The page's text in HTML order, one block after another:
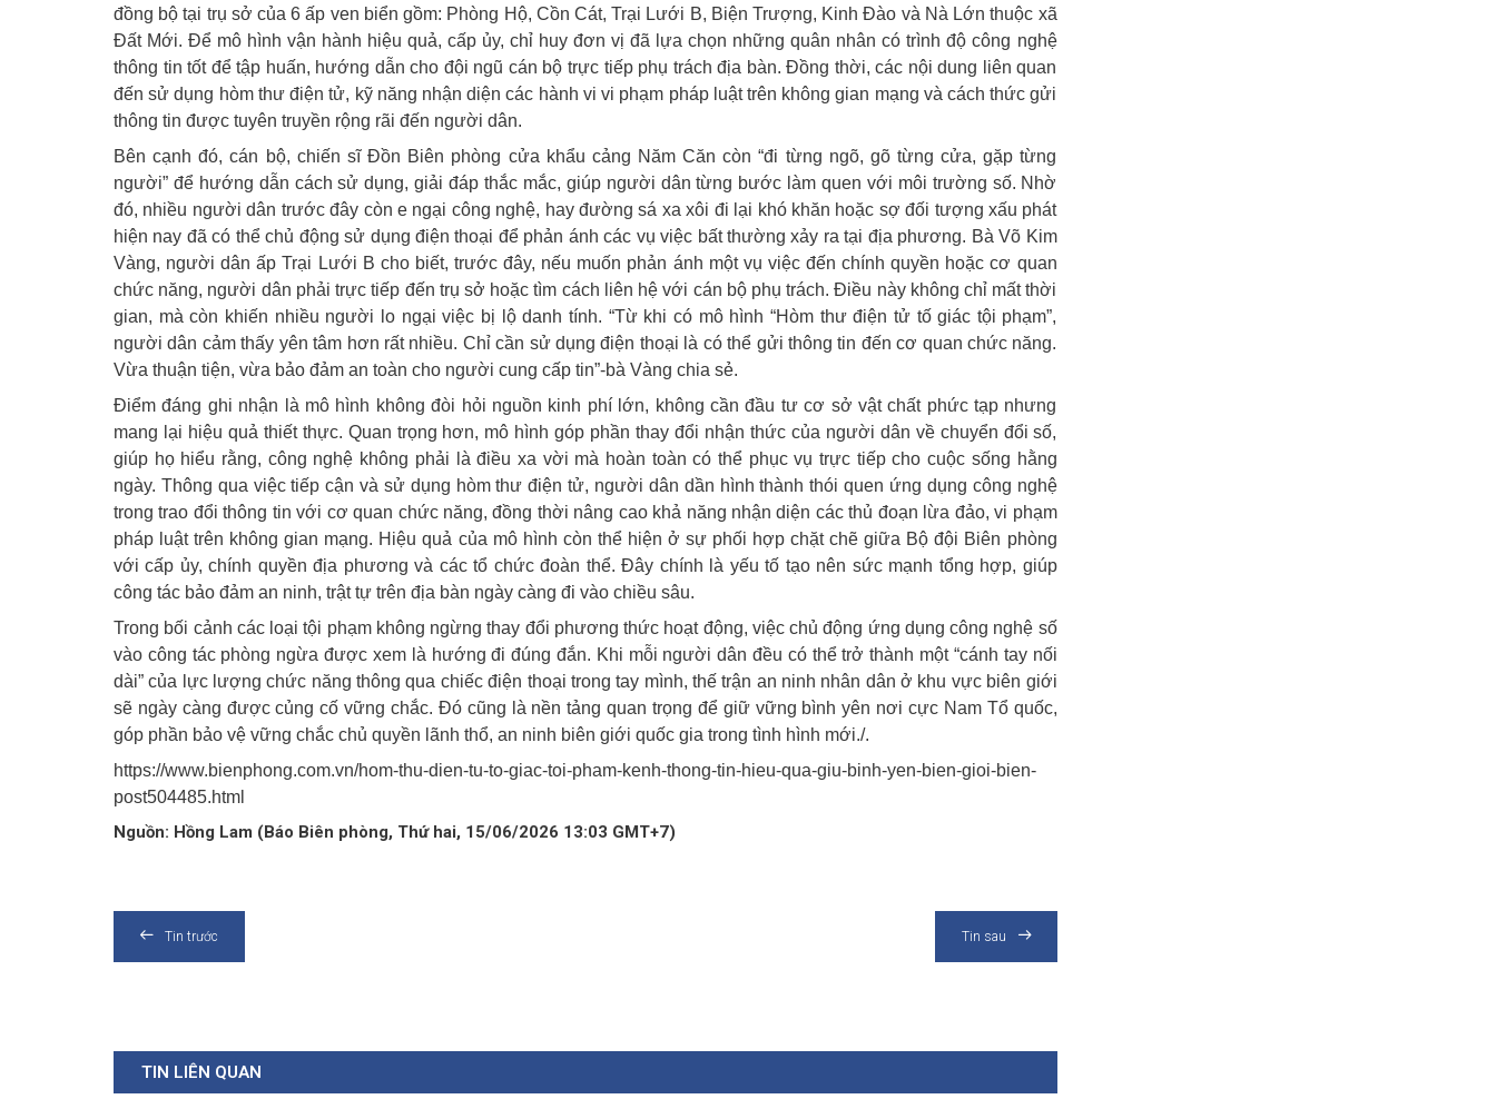
đồng bộ tại trụ sở của 6 ấp ven biển gồm: Phòng Hộ, Cồn Cát, Trại Lưới B, Biện Trượng, Kinh Đào và Nà Lớn thuộc xã
Đất Mới. Để mô hình vận hành hiệu quả, cấp ủy, chỉ huy đơn vị đã lựa chọn những quân nhân có trình độ công nghệ
thông tin tốt để tập huấn, hướng dẫn cho đội ngũ cán bộ trực tiếp phụ trách địa bàn. Đồng thời, các nội dung liên quan
đến sử dụng hòm thư điện tử, kỹ năng nhận diện các hành vi vi phạm pháp luật trên không gian mạng và cách thức gửi
thông tin được tuyên truyền rộng rãi đến người dân.
Bên cạnh đó, cán bộ, chiến sĩ Đồn Biên phòng cửa khẩu cảng Năm Căn còn “đi từng ngõ, gõ từng cửa, gặp từng
người” để hướng dẫn cách sử dụng, giải đáp thắc mắc, giúp người dân từng bước làm quen với môi trường số. Nhờ
đó, nhiều người dân trước đây còn e ngại công nghệ, hay đường sá xa xôi đi lại khó khăn hoặc sợ đối tượng xấu phát
hiện nay đã có thể chủ động sử dụng điện thoại để phản ánh các vụ việc bất thường xảy ra tại địa phương. Bà Võ Kim
Vàng, người dân ấp Trại Lưới B cho biết, trước đây, nếu muốn phản ánh một vụ việc đến chính quyền hoặc cơ quan
chức năng, người dân phải trực tiếp đến trụ sở hoặc tìm cách liên hệ với cán bộ phụ trách. Điều này không chỉ mất thời
gian, mà còn khiến nhiều người lo ngại việc bị lộ danh tính. “Từ khi có mô hình “Hòm thư điện tử tố giác tội phạm”,
người dân cảm thấy yên tâm hơn rất nhiều. Chỉ cần sử dụng điện thoại là có thể gửi thông tin đến cơ quan chức năng.
Vừa thuận tiện, vừa bảo đảm an toàn cho người cung cấp tin”-bà Vàng chia sẻ.
Điểm đáng ghi nhận là mô hình không đòi hỏi nguồn kinh phí lớn, không cần đầu tư cơ sở vật chất phức tạp nhưng
mang lại hiệu quả thiết thực. Quan trọng hơn, mô hình góp phần thay đổi nhận thức của người dân về chuyển đổi số,
giúp họ hiểu rằng, công nghệ không phải là điều xa vời mà hoàn toàn có thể phục vụ trực tiếp cho cuộc sống hằng
ngày. Thông qua việc tiếp cận và sử dụng hòm thư điện tử, người dân dần hình thành thói quen ứng dụng công nghệ
trong trao đổi thông tin với cơ quan chức năng, đồng thời nâng cao khả năng nhận diện các thủ đoạn lừa đảo, vi phạm
pháp luật trên không gian mạng. Hiệu quả của mô hình còn thể hiện ở sự phối hợp chặt chẽ giữa Bộ đội Biên phòng
với cấp ủy, chính quyền địa phương và các tổ chức đoàn thể. Đây chính là yếu tố tạo nên sức mạnh tổng hợp, giúp
công tác bảo đảm an ninh, trật tự trên địa bàn ngày càng đi vào chiều sâu.
Trong bối cảnh các loại tội phạm không ngừng thay đổi phương thức hoạt động, việc chủ động ứng dụng công nghệ số
vào công tác phòng ngừa được xem là hướng đi đúng đắn. Khi mỗi người dân đều có thể trở thành một “cánh tay nối
dài” của lực lượng chức năng thông qua chiếc điện thoại trong tay mình, thế trận an ninh nhân dân ở khu vực biên giới
sẽ ngày càng được củng cố vững chắc. Đó cũng là nền tảng quan trọng để giữ vững bình yên nơi cực Nam Tổ quốc,
góp phần bảo vệ vững chắc chủ quyền lãnh thổ, an ninh biên giới quốc gia trong tình hình mới./.
https://www.bienphong.com.vn/hom-thu-dien-tu-to-giac-toi-pham-kenh-thong-tin-hieu-qua-giu-binh-yen-bien-gioi-bien-
post504485.html
Nguồn: Hồng Lam (Báo Biên phòng, Thứ hai, 15/06/2026 13:03 GMT+7)
Tin trước Tin sau
TIN LIÊN QUAN